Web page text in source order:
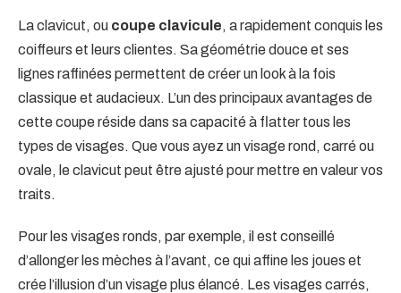
La clavicut, ou coupe clavicule, a rapidement conquis les
coiffeurs et leurs clientes. Sa géométrie douce et ses
lignes raffinées permettent de créer un look à la fois
classique et audacieux. L’un des principaux avantages de
cette coupe réside dans sa capacité à flatter tous les
types de visages. Que vous ayez un visage rond, carré ou
ovale, le clavicut peut être ajusté pour mettre en valeur vos
traits.
Pour les visages ronds, par exemple, il est conseillé
d’allonger les mèches à l’avant, ce qui affine les joues et
crée l’illusion d’un visage plus élancé. Les visages carrés,